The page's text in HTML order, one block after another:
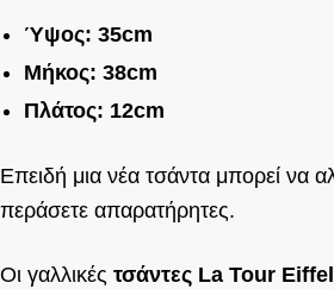
Ύψος: 35cm
Μήκος: 38cm
Πλάτος: 12cm
Επειδή μια νέα τσάντα μπορεί να
περάσετε απαρατήρητες.
Οι γαλλικές τσάντες La Tour Eiffel